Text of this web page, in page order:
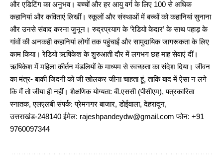
और एडिटिंग का अनुभव। बच्चों और हर आयु वर्ग के लिए 100 से अधिक
कहानियां और कविताएं लिखीं। स्कूलों और संस्थाओं में बच्चों को कहानियां सुनाना
और उनसे संवाद करना जुनून। रुद्रप्रयाग के ‘रेडियो केदार’ के साथ पहाड़ के
गांवों की अनकही कहानियां लोगों तक पहुंचाईं और सामुदायिक जागरूकता के लिए
काम किया। रेडियो ऋषिकेश के शुरुआती दौर में लगभग छह माह सेवाएं दीं।
ऋषिकेश में महिला कीर्तन मंडलियों के माध्यम से स्वच्छता का संदेश दिया। जीवन
का मंत्र- बाकी जिंदगी को जी खोलकर जीना चाहता हूं, ताकि बाद में ऐसा न लगे
कि मैं तो जीया ही नहीं। शैक्षणिक योग्यता: बी.एससी (पीसीएम), पत्रकारिता
स्नातक, एलएलबी संपर्क: प्रेमनगर बाजार, डोईवाला, देहरादून,
उत्तराखंड-248140 ईमेल: rajeshpandeydw@gmail.com फोन: +91
9760097344